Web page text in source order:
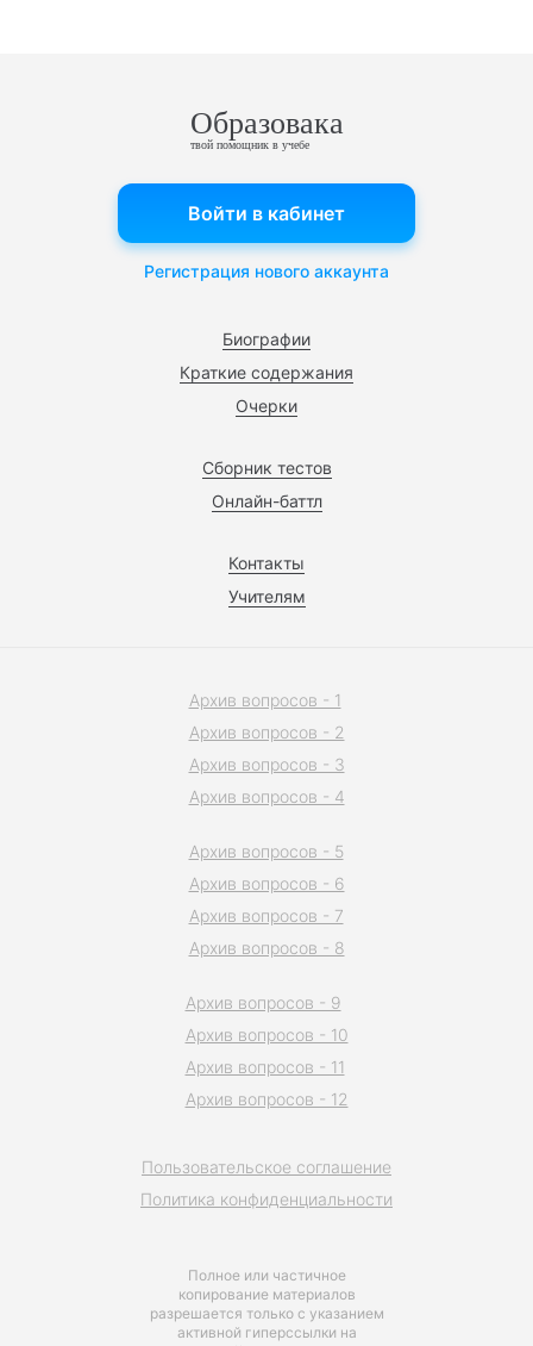
Образовака
твой помощник в учебе
Биографии
Краткие содержания
Очерки
Сборник тестов
Онлайн-баттл
Контакты
Учителям
Войти в кабинет
Регистрация нового аккаунта
Полное или частичное
копирование материалов
разрешается только с указанием
активной гиперссылки на
Пользовательское соглашение
Политика конфиденциальности
Архив вопросов - 1
Архив вопросов - 2
Архив вопросов - 3
Архив вопросов - 4
Архив вопросов - 5
Архив вопросов - 6
Архив вопросов - 7
Архив вопросов - 8
Архив вопросов - 9
Архив вопросов - 10
Архив вопросов - 11
Архив вопросов - 12